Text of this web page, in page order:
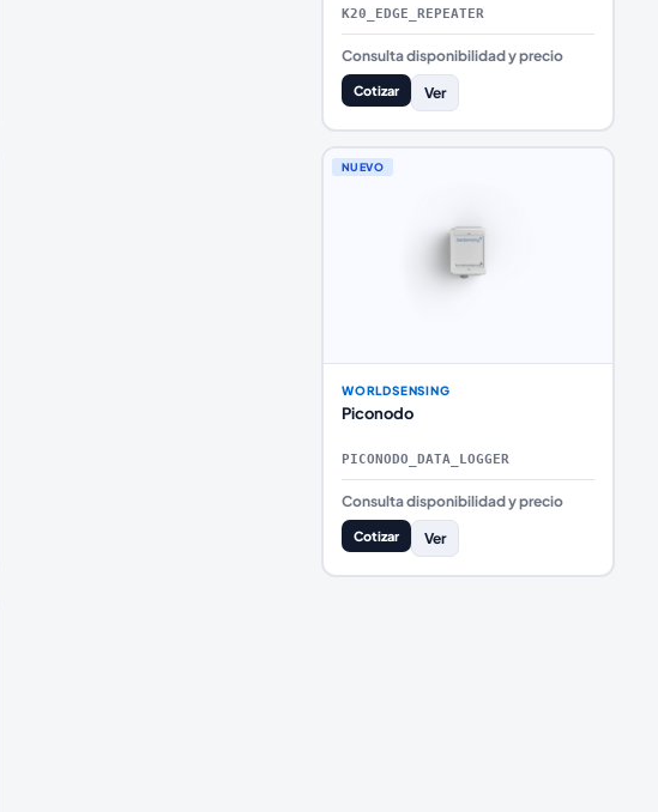
K20_EDGE_REPEATER
Consulta disponibilidad y precio
Cotizar Ver
NUEVO
WORLDSENSING
Piconodo
PICONODO_DATA_LOGGER
Consulta disponibilidad y precio
Cotizar Ver